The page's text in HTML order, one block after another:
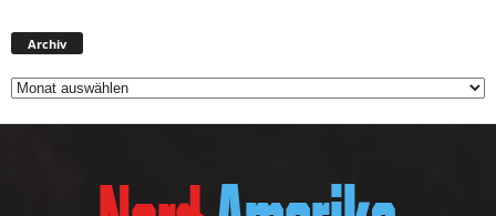
Archiv
h